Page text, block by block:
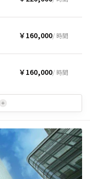
￥160,000/ 時間
￥160,000/ 時間